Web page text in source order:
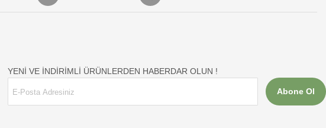
YENİ VE İNDİRİMLİ ÜRÜNLERDEN HABERDAR OLUN !
Abone Ol